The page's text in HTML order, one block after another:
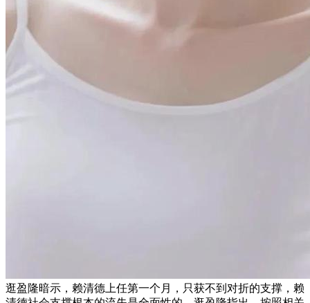
逛盈隆暗示，赖清德上任第一个月，只获不到对折的支撑，赖